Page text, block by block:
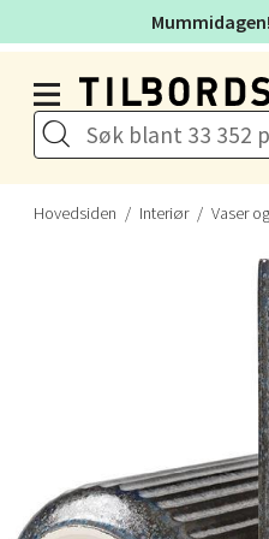
Hovedsiden Interiør Vaser
Tromsø - Jekta
Karlsøyveien 12, 9015
Harstad - Thon